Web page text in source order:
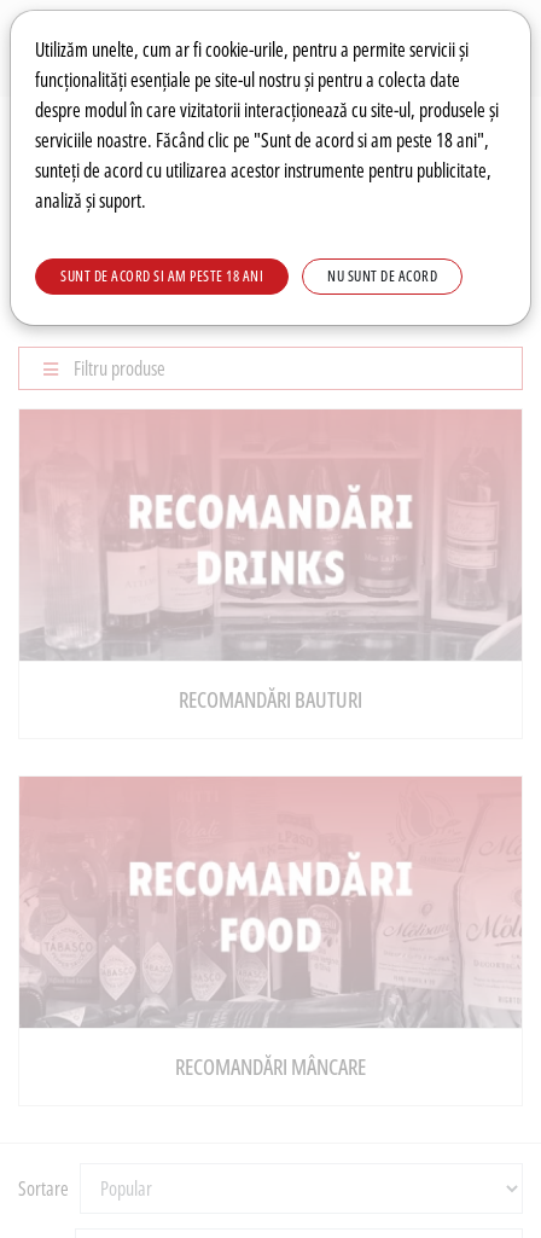
Preferințe pentru cookie-uri
Utilizăm unelte, cum ar fi cookie-urile, pentru a permite servicii și
funcționalități esențiale pe site-ul nostru și pentru a colecta date
despre modul în care vizitatorii interacționează cu site-ul, produsele și
serviciile noastre. Făcând clic pe "Sunt de acord si am peste 18 ani",
sunteți de acord cu utilizarea acestor instrumente pentru publicitate,
analiză și suport.
SUNT DE ACORD SI AM PESTE 18 ANI NU SUNT DE ACORD
Wishlist Autentificare
RECOMANDĂRI
Filtru produse
RECOMANDĂRI BAUTURI
RECOMANDĂRI MÂNCARE
Sortare